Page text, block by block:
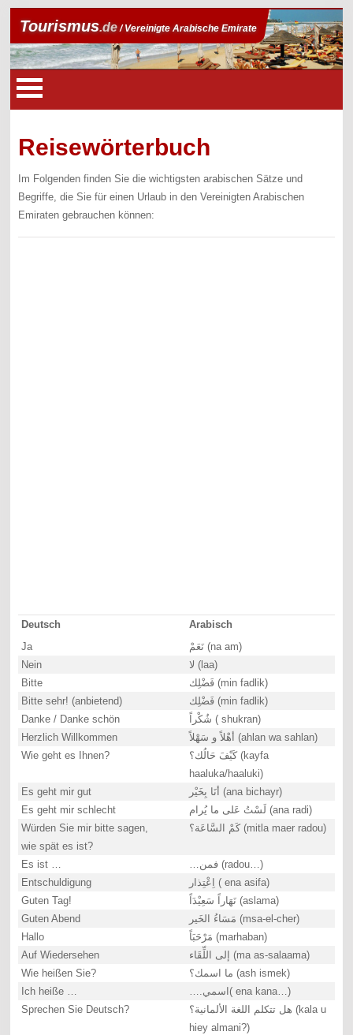
Tourismus.de/ Vereinigte Arabische Emirate
Reisewörterbuch
Im Folgenden finden Sie die wichtigsten arabischen Sätze und
Begriffe, die Sie für einen Urlaub in den Vereinigten Arabischen
Emiraten gebrauchen können:
Deutsch
Arabisch
Ja
نَعَمْ (na am)
Nein
لا (laa)
Bitte
فَضْلِك (min fadlik)
Bitte sehr! (anbietend)
فَضْلِك (min fadlik)
Danke / Danke schön
شُكْراً ( shukran)
Herzlich Willkommen
أهْلاً و سَهْلاً (ahlan wa sahlan)
Wie geht es Ihnen?
كَيْفَ حَالُك؟ (kayfa
haaluka/haaluki)
Es geht mir gut
أنَا بِخَيْر (ana bichayr)
Es geht mir schlecht
لَسْتُ عَلى ما يُرام (ana radi)
Würden Sie mir bitte sagen,
wie spät es ist?
كَمْ السَّاعَة؟ (mitla maer radou)
Es ist …
…فمن (radou…)
Entschuldigung
اِعْتِذار ( ena asifa)
Guten Tag!
نَهَاراً سَعِيْدَاً (aslama)
Guten Abend
مَسَاءُ الخَير (msa-el-cher)
Hallo
مَرْحَبَاً (marhaban)
Auf Wiedersehen
إلى اللِّقَاء (ma as-salaama)
Wie heißen Sie?
ما اسمك؟ (ash ismek)
Ich heiße …
….اسمي( ena kana…)
Sprechen Sie Deutsch?
هل تتكلم اللغة الألمانية؟ (kala u
hiey almani?)